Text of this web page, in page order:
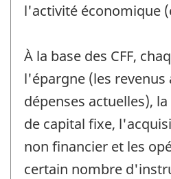
l'activité économique
À la base des CFF,
l'épargne (les revenus
dépenses actuelles),
de capital fixe,
non financier et les
certain nombre